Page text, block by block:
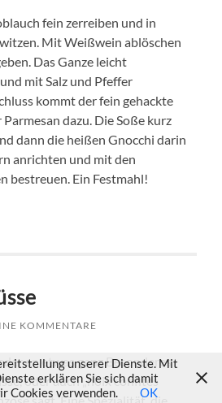
fein zerreiben und in
Mit Weißwein ablöschen
Das Ganze leicht
mit Salz und Pfeffer
kommt der fein gehackte
dazu. Die Soße kurz
dann die heißen Gnocchi darin
anrichten und mit den
bestreuen. Ein Festmahl!
KOMMENTARE
an etwas ganz Besonderes
oder auch „noix confites
unserer Dienste. Mit
erklären Sie sich damit
Cookies verwenden.
OK